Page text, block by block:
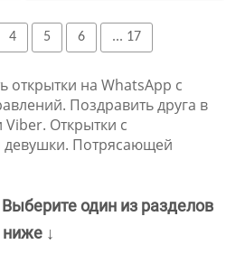
4 5 6 ... 17
открытки на WhatsApp с
Поздравить друга в
Открытки с
Потрясающей
один из разделов
ниже ↓